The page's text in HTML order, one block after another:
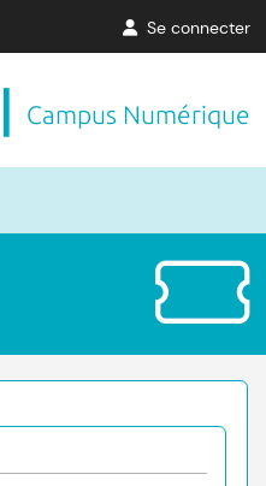
Se connecter
Campus Numérique